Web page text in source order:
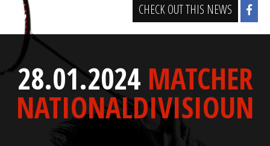
CHECK OUT THIS NEWS
28.01.2024 MATCHER
NATIONALDIVISIOUN